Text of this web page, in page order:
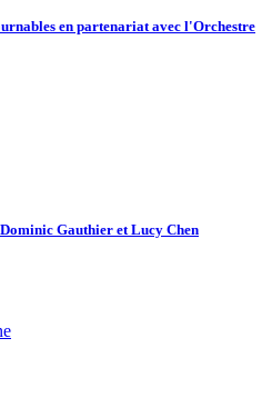
en partenariat avec l'Orchestre
Gauthier et Lucy Chen